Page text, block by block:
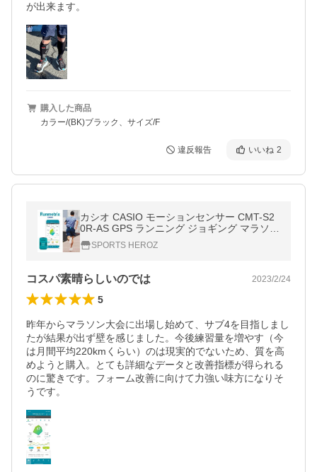
が出来ます。
購入した商品
カラー/(BK)ブラック、サイズ/F
違反報告 いいね 2
カシオ CASIO モーションセンサー CMT-S2
0R-AS GPS ランニング ジョギング マラソン
トレーニング ランナー フィットネス ジム 小
型 軽量 CMTS20RAS
SPORTS HEROZ
コスパ素晴らしいのでは 2023/2/24
5
昨年からマラソン大会に出場し始めて、サブ4を目指しまし
たが結果が出ず壁を感じました。今後練習量を増やす（今
は月間平均220kmくらい）のは現実的でないため、質を高
めようと購入。とても詳細なデータと改善指標が得られる
のに驚きです。フォーム改善に向けて力強い味方になりそ
うです。